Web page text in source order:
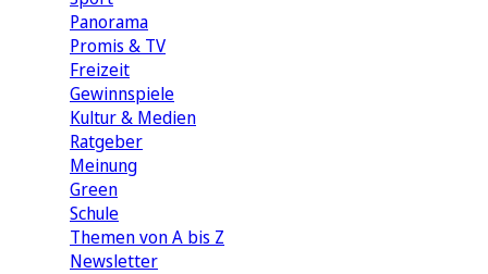
Panorama
Promis & TV
Freizeit
Gewinnspiele
Kultur & Medien
Ratgeber
Meinung
Green
Schule
Themen von A bis Z
Newsletter